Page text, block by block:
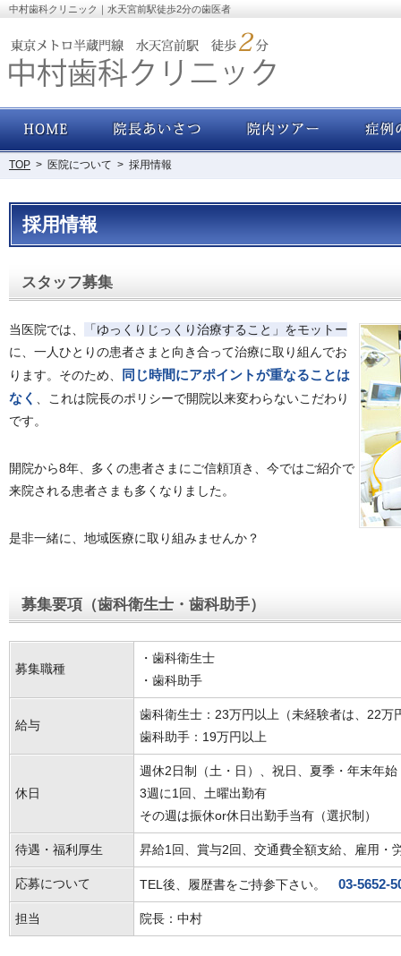
採用情報
中村歯科クリニック｜水天宮前駅徒歩2分の歯医者
スタッフ募集
当医院では、
「ゆっくりじっくり治療すること」をモットー
に、一人ひとりの患者さまと向き合って治療に取り組んでお
ります。そのため、
同じ時間にアポイントが重なることは
なく
、これは院長のポリシーで開院以来変わらないこだわり
です。
開院から8年、多くの患者さまにご信頼頂き、今ではご紹介で
来院される患者さまも多くなりました。
是非一緒に、地域医療に取り組みませんか？
募集要項（歯科衛生士・歯科助手）
募集職種
・歯科衛生士
・歯科助手
給与
歯科衛生士：23万円以上（未経験者は、22万
歯科助手：19万円以上
休日
週休2日制（土・日）、祝日、夏季・年末年始
3週に1回、土曜出勤有
その週は振休or休日出勤手当有（選択制）
待遇・福利厚生 昇給1回、賞与2回、交通費全額支給、雇用・
応募について TEL後、履歴書をご持参下さい。 03-5652-
担当 院長：中村
ホーム 院長あいさつ・経歴 院内ツアー
TOP > 医院について > 採用情報